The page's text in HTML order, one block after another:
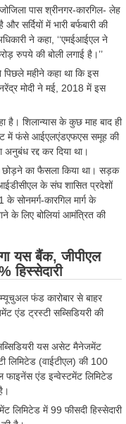
पास श्रीनगर-कारगिल- लेह
सर्दियों में भारी बर्फबारी की
ने कहा, ‘‘एमईआईएल ने
रुपये की बोली लगाई है।’’
पिछले महीने कहा था कि इस
मोदी ने मई, 2018 में इस
है। शिलान्यास के कुछ माह बाद ही
में फंसे आईएलएंडएफएस समूह की
रद्द कर दिया था।
छोड़ने का फैसला किया था। सड़क
के संघ शासित प्रदेशों
के सोनमर्ग-कारगिल मार्ग के
के लिए बोलियां आमंत्रित की
यस बैंक, जीपीएल
हिस्सेदारी
फंड कारोबार से बाहर
एंड ट्रस्टी सब्सिडियरी की
यस असेट मैनेजमेंट
लिमिटेड (वाईटीएल) की 100
फाइनेंस एंड इन्वेस्टमेंट लिमिटेड
लिमिटेड में 99 फीसदी हिस्सेदारी